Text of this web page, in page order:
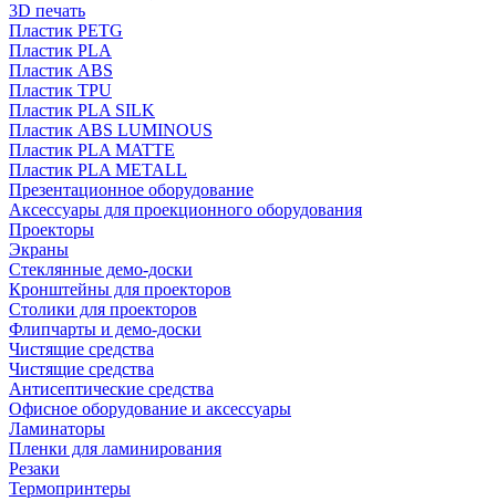
3D печать
Пластик PETG
Пластик PLA
Пластик ABS
Пластик TPU
Пластик PLA SILK
Пластик ABS LUMINOUS
Пластик PLA MATTE
Пластик PLA METALL
Презентационное оборудование
Аксессуары для проекционного оборудования
Проекторы
Экраны
Стеклянные демо-доски
Кронштейны для проекторов
Столики для проекторов
Флипчарты и демо-доски
Чистящие средства
Чистящие средства
Антисептические средства
Офисное оборудование и аксессуары
Ламинаторы
Пленки для ламинирования
Резаки
Термопринтеры